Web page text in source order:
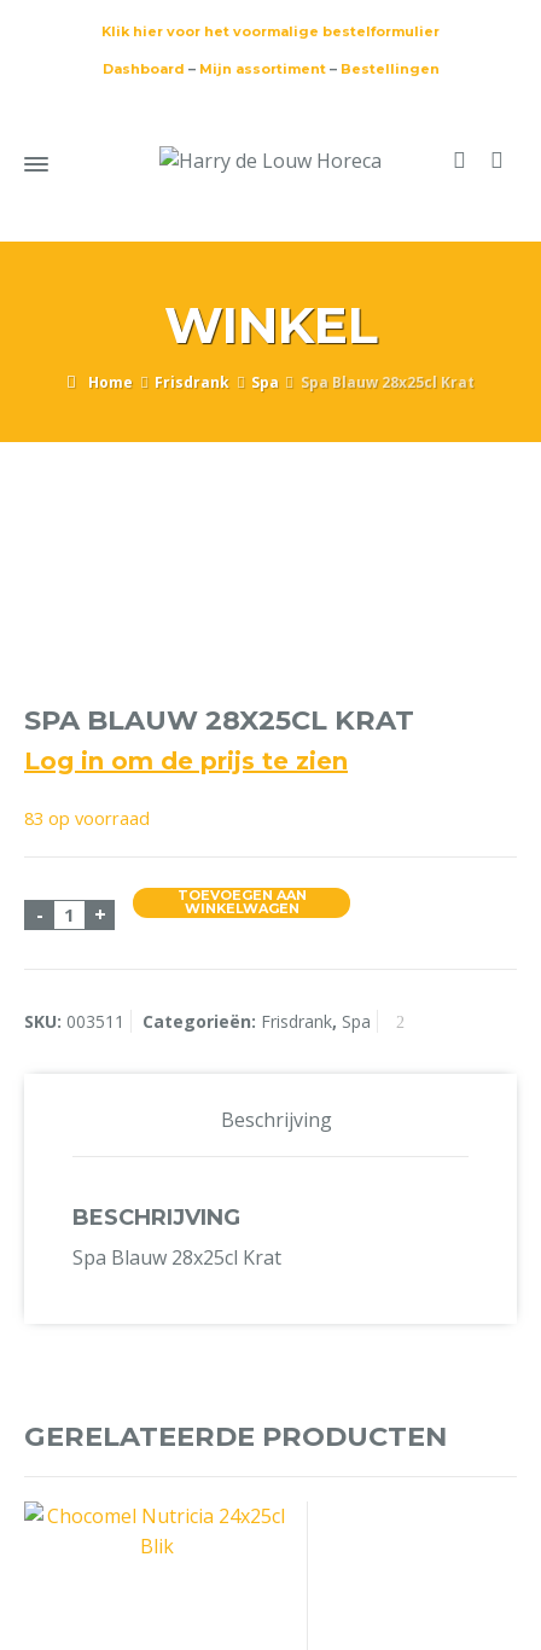
Klik hier voor het voormalige bestelformulier
Dashboard – Mijn assortiment– Bestellingen
WINKEL
Home Frisdrank Spa Spa Blauw 28x25cl Krat
SPA BLAUW 28X25CL KRAT
Log in om de prijs te zien
83 op voorraad
- Spa Blauw 28x25cl Krat aantal
+
TOEVOEGEN AAN
WINKELWAGEN
SKU: 003511 Categorieën: Frisdrank, Spa
Beschrijving
BESCHRIJVING
Spa Blauw 28x25cl Krat
GERELATEERDE PRODUCTEN